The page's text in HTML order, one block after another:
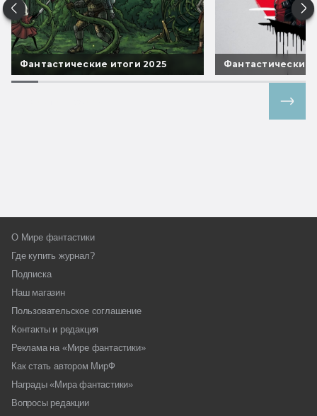
Фантастические итоги 2025 Фантастические
О Мире фантастики
Где купить журнал?
Подписка
Наш магазин
Пользовательское соглашение
Контакты и редакция
Реклама на «Мире фантастики»
Как стать автором МирФ
Награды «Мира фантастики»
Вопросы редакции